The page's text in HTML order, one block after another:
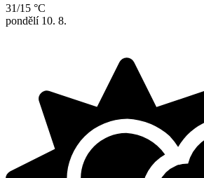
31/15 °C
pondělí 10. 8.